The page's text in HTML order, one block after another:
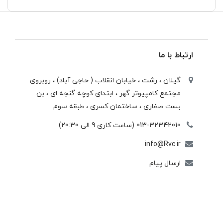
ارتباط با ما
گیلان ، رشت ، خيابان انقلاب ( حاجی آباد) ، روبروی
مجتمع كامپيوتر گهر ، ابتدای كوچه گنجه ای ، بن
بست صفاری ، ساختمان كسری ، طبقه سوم
013-32342010 (ساعت کاری 9 الی 20:30)
info@Rvc.ir
ارسال پیام